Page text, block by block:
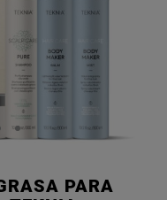
PARA